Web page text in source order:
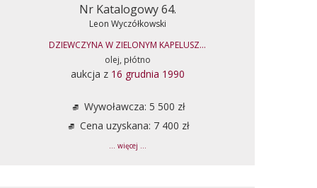
Nr Katalogowy 64.
Leon Wyczółkowski
DZIEWCZYNA W ZIELONYM KAPELUSZ...
olej, płótno
aukcja z 16 grudnia 1990
Wywoławcza: 5 500 zł
Cena uzyskana: 7 400 zł
... więcej ...